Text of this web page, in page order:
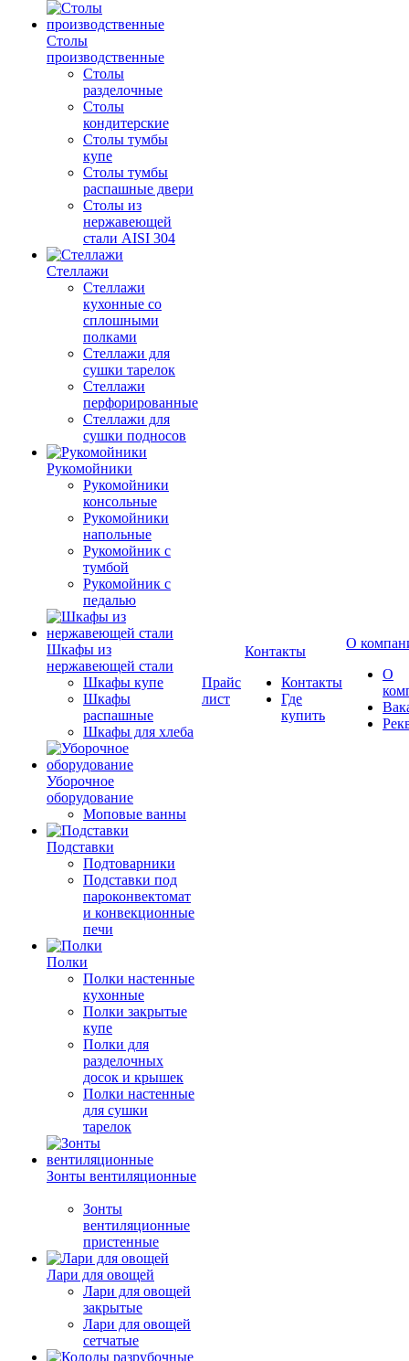
Столы
производственные
Столы
разделочные
Столы
кондитерские
Столы тумбы
купе
Столы тумбы
распашные двери
Столы из
нержавеющей
стали AISI 304
Стеллажи
Стеллажи
кухонные со
сплошными
полками
Стеллажи для
сушки тарелок
Стеллажи
перфорированные
Стеллажи для
сушки подносов
Рукомойники
Рукомойники
консольные
Рукомойники
напольные
Рукомойник с
тумбой
Рукомойник с
педалью
Шкафы из
нержавеющей стали
Шкафы купе
Шкафы
распашные
Шкафы для хлеба
Уборочное
оборудование
Моповые ванны
Подставки
Подтоварники
Подставки под
пароконвектомат
и конвекционные
печи
Полки
Полки настенные
кухонные
Полки закрытые
купе
Полки для
разделочных
досок и крышек
Полки настенные
для сушки
тарелок
Зонты вентиляционные
Зонты
вентиляционные
пристенные
Лари для овощей
Лари для овощей
закрытые
Лари для овощей
сетчатые
Прайс
лист
Контакты
Контакты
Где
купить
О
О